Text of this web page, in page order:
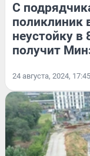
С
поликлиник
неустойку в
получит
24 августа, 2024, 17:45